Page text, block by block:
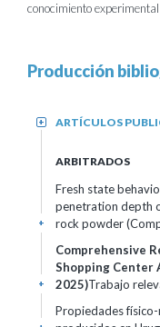
conocimiento
Producción
ARTÍCULOS
+
ARBITRADOS
Fresh state
penetration depth
rock powder
+
Comprehensive
Shopping Center
2025)Trabajo
+
Propiedades